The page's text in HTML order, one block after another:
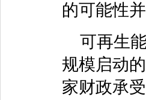
的可能性并
可再生
规模启动
家财政承